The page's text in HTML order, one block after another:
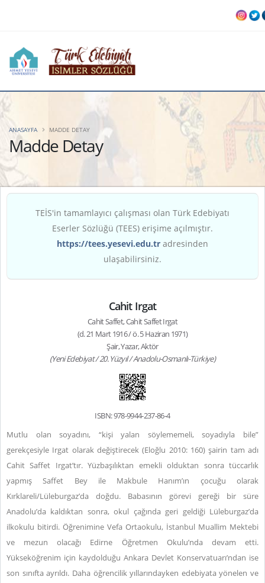
Madde Detay
ANASAYFA MADDE DETAY
TEİS'in tamamlayıcı çalışması olan Türk Edebiyatı
Eserler Sözlüğü (TEES) erişime açılmıştır.
https://tees.yesevi.edu.tr adresinden
ulaşabilirsiniz.
Cahit Irgat
Cahit Saffet, Cahit Saffet Irgat
(d. 21 Mart 1916 / ö. 5 Haziran 1971)
Şair, Yazar, Aktör
(Yeni Edebiyat / 20. Yüzyıl / Anadolu-Osmanlı-Türkiye)
ISBN: 978-9944-237-86-4
Mutlu olan soyadını, “kişi yalan söylememeli, soyadıyla bile”
gerekçesiyle Irgat olarak değiştirecek (Eloğlu 2010: 160) şairin tam adı
Cahit Saffet Irgat’tır. Yüzbaşılıktan emekli olduktan sonra tüccarlık
yapmış Saffet Bey ile Makbule Hanım’ın çocuğu olarak
Kırklareli/Lüleburgaz’da doğdu. Babasının görevi gereği bir süre
Anadolu’da kaldıktan sonra, okul çağında geri geldiği Lüleburgaz’da
ilkokulu bitirdi. Öğrenimine Vefa Ortaokulu, İstanbul Muallim Mektebi
ve mezun olacağı Edirne Öğretmen Okulu’nda devam etti.
Yükseköğrenim için kaydolduğu Ankara Devlet Konservatuarı’ndan ise
son sınıfta ayrıldı. Daha öğrencilik yıllarındayken edebiyata yönelen ve